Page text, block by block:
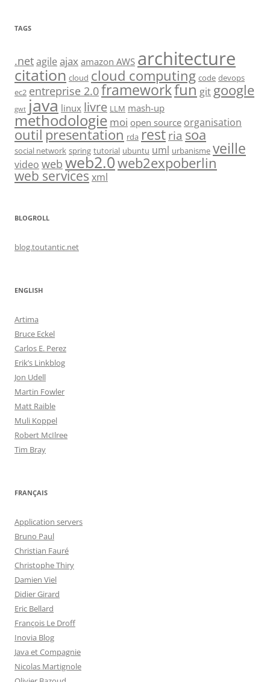
TAGS
.netagile ajax amazon AWS architecture
citation cloud cloud computing code devops
ec2 entreprise 2.0frameworkfun git google
gwt java linux livre LLM mash-up
methodologie moi open source organisation
outil presentation rda restria soa
social network spring tutorial ubuntu uml urbanisme veille
video web web2.0web2expoberlin
web servicesxml
BLOGROLL
blog.toutantic.net
ENGLISH
Artima
Bruce Eckel
Carlos E. Perez
Erik’s Linkblog
Jon Udell
Martin Fowler
Matt Raible
Muli Koppel
Robert McIlree
Tim Bray
FRANÇAIS
Application servers
Bruno Paul
Christian Fauré
Christophe Thiry
Damien Viel
Didier Girard
Eric Bellard
François Le Droff
Inovia Blog
Java et Compagnie
Nicolas Martignole